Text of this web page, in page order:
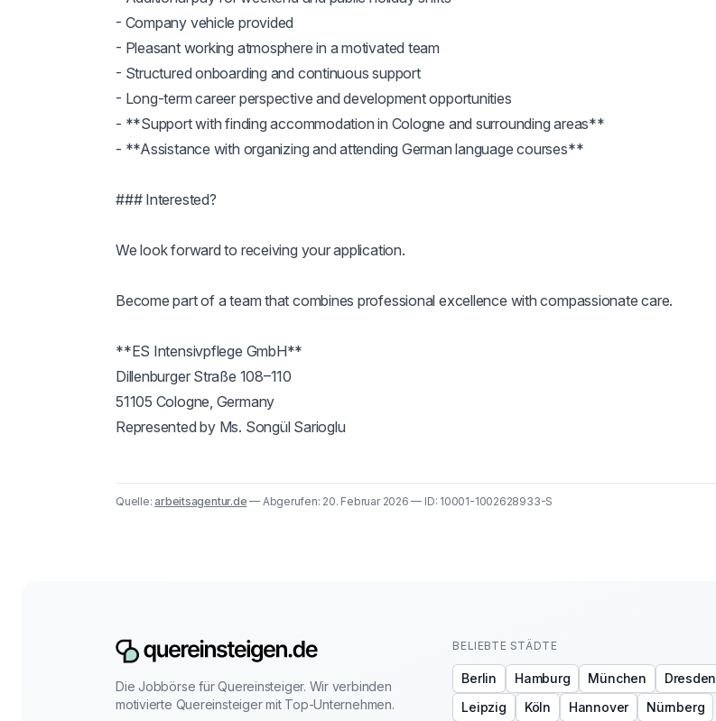
- Company vehicle provided
- Pleasant working atmosphere in a motivated team
- Structured onboarding and continuous support
- Long-term career perspective and development opportunities
- **Support with finding accommodation in Cologne and surrounding areas**
- **Assistance with organizing and attending German language courses**
### Interested?
We look forward to receiving your application.
Become part of a team that combines professional excellence with compassionate care.
**ES Intensivpflege GmbH**
Dillenburger Straße 108–110
51105 Cologne, Germany
Represented by Ms. Songül Sarioglu
Quelle:arbeitsagentur.de — Abgerufen: 20. Februar 2026 — ID: 10001-1002628933-S
Die Jobbörse für Quereinsteiger. Wir verbinden
motivierte Quereinsteiger mit Top-Unternehmen.
BELIEBTE STÄDTE
Berlin Hamburg München
Dresden
Leipzig
Köln Hannover Nürnberg